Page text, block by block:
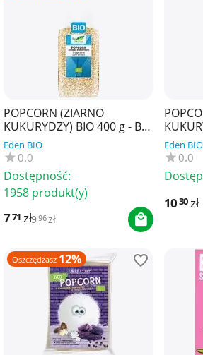
POPCORN (ZIARNO
KUKURYDZY) BIO 400 g - BIO
PLANET
Eden BIO
0.0
Dostępność:
1958 produkt(y)
771 zł996 zł
THE
Eden BIO
0.0
1030 zł
Oszczędzasz 12%